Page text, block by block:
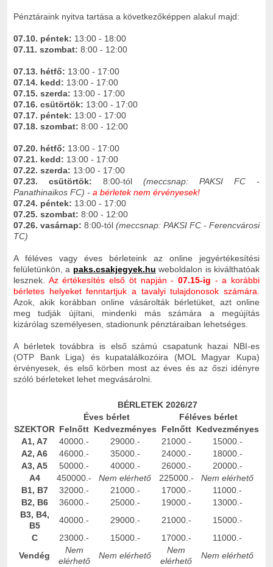
Pénztáraink nyitva tartása a következőképpen alakul majd:
07.10. péntek: 13:00 - 18:00
07.11. szombat: 8:00 - 12:00
07.13. hétfő: 13:00 - 17:00
07.14. kedd: 13:00 - 17:00
07.15. szerda: 13:00 - 17:00
07.16. csütörtök: 13:00 - 17:00
07.17. péntek: 13:00 - 17:00
07.18. szombat: 8:00 - 12:00
07.20. hétfő: 13:00 - 17:00
07.21. kedd: 13:00 - 17:00
07.22. szerda: 13:00 - 17:00
07.23. csütörtök: 8:00-tól (meccsnap: PAKSI FC -
Panathinaikos FC) - a bérletek nem érvényesek!
07.24. péntek: 13:00 - 17:00
07.25. szombat: 8:00 - 12:00
07.26. vasárnap: 8:00-tól (meccsnap: PAKSI FC - Ferencvárosi
TC)
A féléves vagy éves bérleteink az online jegyértékesítési
felületünkön, a paks.csakjegyek.hu weboldalon is kiválthatóak
lesznek. Az értékesítés első öt napján - 07.15-ig - a korábbi
bérletes helyeket fenntartjuk a tavalyi tulajdonosok számára.
Azok, akik korábban online vásárolták bérletüket, azt online
meg tudják újítani, mindenki más számára a megújítás
kizárólag személyesen, stadionunk pénztáraiban lehetséges.
A bérletek továbbra is első számú csapatunk hazai NBI-es
(OTP Bank Liga) és kupatalálkozóira (MOL Magyar Kupa)
érvényesek, és első körben most az éves és az őszi idényre
szóló bérleteket lehet megvásárolni.
BÉRLETEK 2026/27
Éves bérlet
Féléves bérlet
SZEKTOR Felnőtt Kedvezményes Felnőtt Kedvezményes
A1, A7
40000.- 29000.- 21000.-
15000.-
A2, A6
46000.- 35000.- 24000.-
18000.-
A3, A5
50000.- 40000.- 26000.-
20000.-
A4
450000.- Nem elérhető 225000.-
Nem elérhető
B1, B7
32000.- 21000.- 17000.-
11000.-
B2, B6
36000.- 25000.- 19000.-
13000.-
B3, B4,
B5
40000.- 29000.- 21000.-
15000.-
C
23000.- 15000.- 17000.-
11000.-
Vendég
Nem
elérhető
Nem elérhető
Nem
elérhető
Nem elérhető